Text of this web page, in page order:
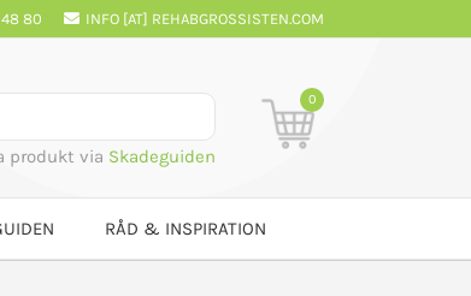
80 INFO [AT] REHABGROSSISTEN.COM
produkt via Skadeguiden
0
RÅD & INSPIRATION